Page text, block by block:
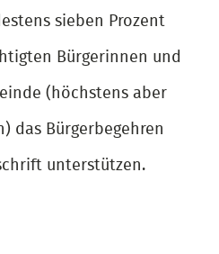
sieben Prozent
Bürgerinnen und
(höchstens aber
das Bürgerbegehren
unterstützen.